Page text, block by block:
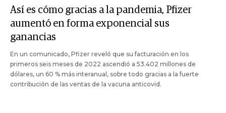
Así es cómo gracias a la pandemia, Pfizer
aumentó en forma exponencial sus
ganancias
En un comunicado, Pfizer reveló que su facturación en los
primeros seis meses de 2022 ascendió a 53.402 millones de
dólares, un 60 % más interanual, sobre todo gracias a la fuerte
contribución de las ventas de la vacuna anticovid.